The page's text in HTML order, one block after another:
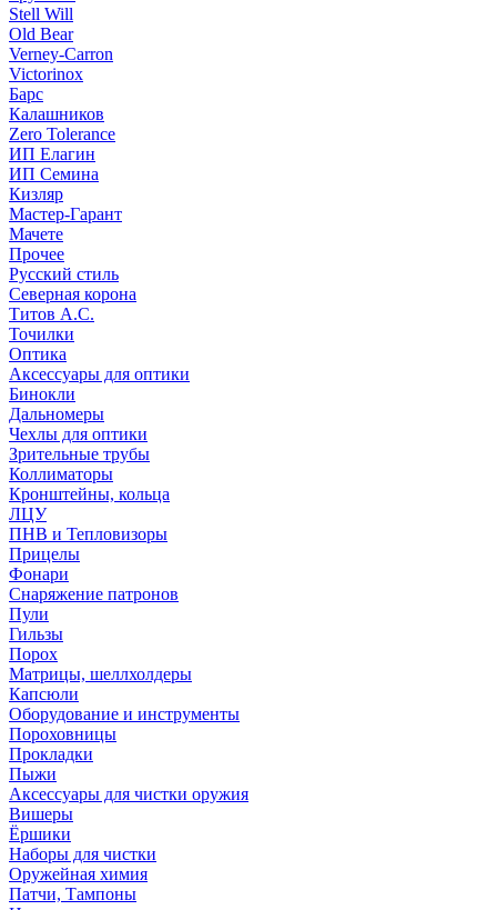
Stell Will
Old Bear
Verney-Carron
Victorinox
Барс
Калашников
Zero Tolerance
ИП Елагин
ИП Семина
Кизляр
Мастер-Гарант
Мачете
Прочее
Русский стиль
Северная корона
Титов А.С.
Точилки
Оптика
Аксессуары для оптики
Бинокли
Дальномеры
Чехлы для оптики
Зрительные трубы
Коллиматоры
Кронштейны, кольца
ЛЦУ
ПНВ и Тепловизоры
Прицелы
Фонари
Снаряжение патронов
Пули
Гильзы
Порох
Матрицы, шеллхолдеры
Капсюли
Оборудование и инструменты
Пороховницы
Прокладки
Пыжи
Аксессуары для чистки оружия
Вишеры
Ёршики
Наборы для чистки
Оружейная химия
Патчи, Тампоны